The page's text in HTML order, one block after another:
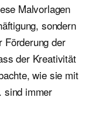
Malvorlagen
sondern
Förderung der
der Kreativität
wie sie mit
sind immer